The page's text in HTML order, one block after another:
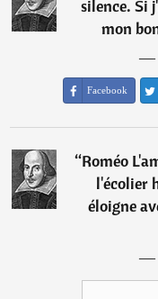
silence. Si
mon
―
Facebook
“Roméo
l'écolier
éloigne
―